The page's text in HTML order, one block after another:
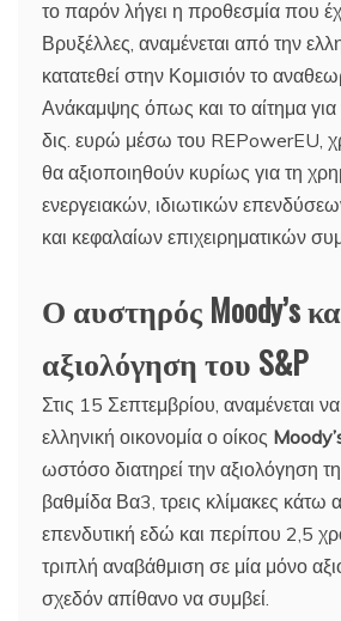
το παρόν λήγει η προθεσμία που
Βρυξέλλες, αναμένεται από την
κατατεθεί στην Κομισιόν το
Ανάκαμψης όπως και το αίτημα
δις. ευρώ μέσω του REPowerEU,
θα αξιοποιηθούν κυρίως για τη
ενεργειακών, ιδιωτικών
και κεφαλαίων επιχειρηματικών
Ο αυστηρός Moody’s
αξιολόγηση του S&P
Στις 15 Σεπτεμβρίου, αναμένεται
ελληνική οικονομία ο οίκος
ωστόσο διατηρεί την αξιολόγηση
βαθμίδα Βα3, τρεις κλίμακες κάτω
επενδυτική εδώ και περίπου 2,5
τριπλή αναβάθμιση σε μία μόνο
σχεδόν απίθανο να συμβεί.